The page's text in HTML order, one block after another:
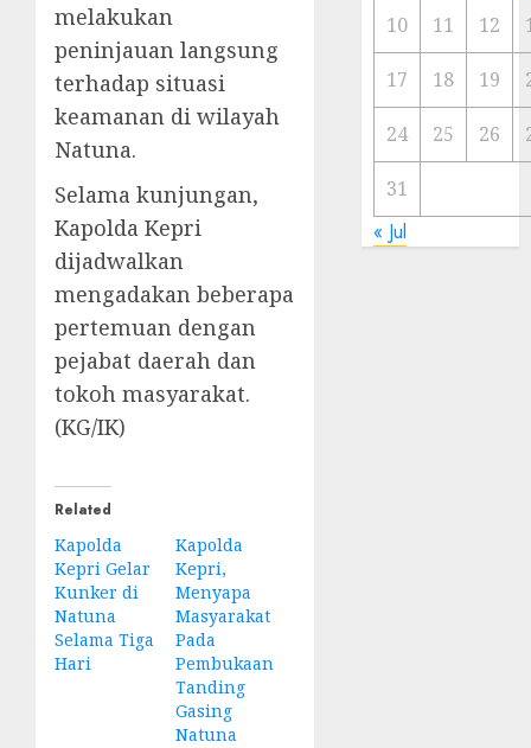
melakukan
peninjauan langsung
terhadap situasi
keamanan di wilayah
Natuna.
Selama kunjungan,
Kapolda Kepri
dijadwalkan
mengadakan beberapa
pertemuan dengan
pejabat daerah dan
tokoh masyarakat.
(KG/IK)
Related
Kapolda
Kepri Gelar
Kunker di
Natuna
Selama Tiga
Hari
Kapolda
Kepri,
Menyapa
Masyarakat
Pada
Pembukaan
Tanding
Gasing
Natuna
23/11/
10 11 12
17 18 19
24 25 26
31
« Jul